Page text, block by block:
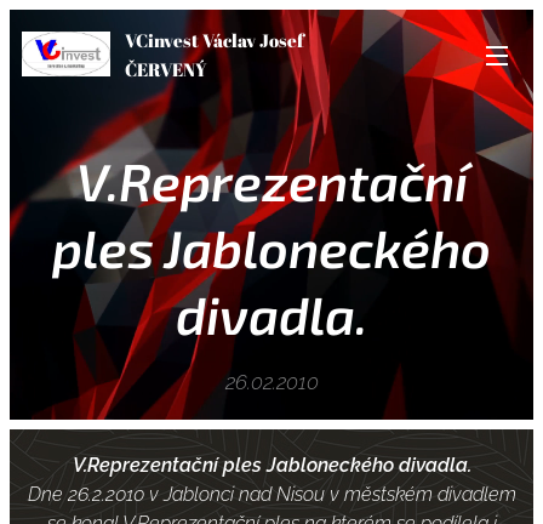
VCinvest Václav Josef
ČERVENÝ
V.Reprezentační
ples Jabloneckého
divadla.
26.02.2010
V.Reprezentační ples Jabloneckého divadla.
Dne 26.2.2010 v Jablonci nad Nisou v městském divadlem